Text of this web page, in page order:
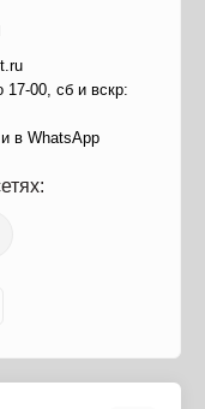
17-00, сб и вскр:
в WhatsApp